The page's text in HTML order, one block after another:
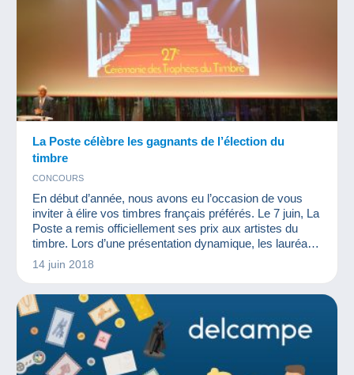
La Poste célèbre les gagnants de l’élection du
timbre
CONCOURS
En début d’année, nous avons eu l’occasion de vous
inviter à élire vos timbres français préférés. Le 7 juin, La
Poste a remis officiellement ses prix aux artistes du
timbre. Lors d’une présentation dynamique, les lauréats
ont été primés. Plus de 26 000 votants ont participé à
cette élection.
14 juin 2018